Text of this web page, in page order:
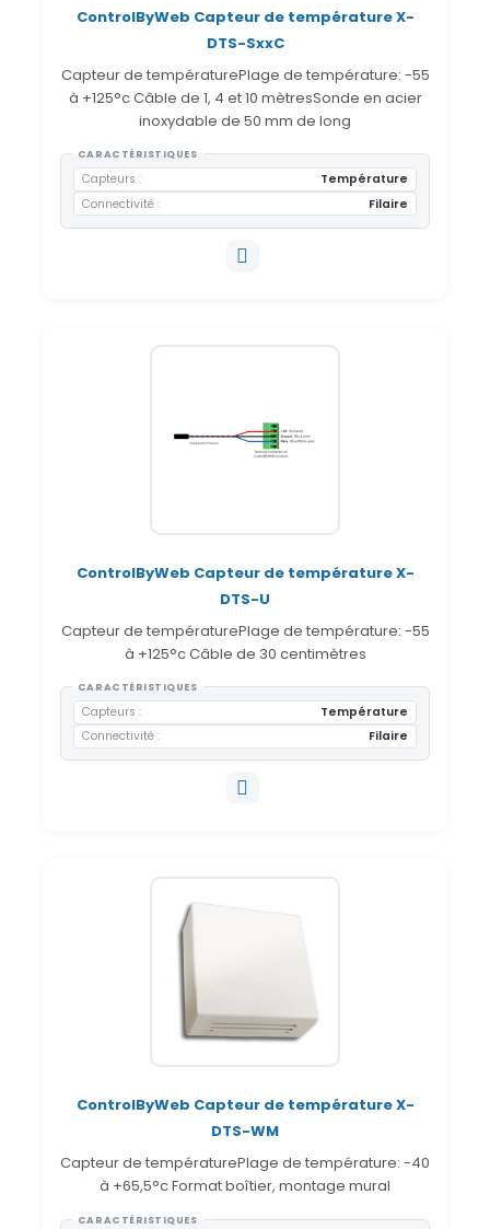
ControlByWeb Capteur de température X-
DTS-SxxC
Capteur de températurePlage de température: -55
à +125°c Câble de 1, 4 et 10 mètresSonde en acier
inoxydable de 50 mm de long
CARACTÉRISTIQUES
Capteurs
Température
Connectivité
Filaire
ControlByWeb Capteur de température X-
DTS-U
Capteur de températurePlage de température: -55
à +125°c Câble de 30 centimètres
CARACTÉRISTIQUES
Capteurs
Température
Connectivité
Filaire
ControlByWeb Capteur de température X-
DTS-WM
Capteur de températurePlage de température: -40
à +65,5°c Format boîtier, montage mural
CARACTÉRISTIQUES